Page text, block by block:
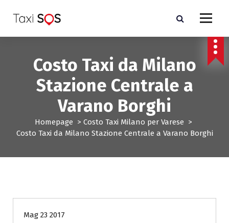
a
Costo Taxi da Milano
Stazione Centrale a
Varano Borghi
Homepage > Costo Taxi Milano per Varese >
Costo Taxi da Milano Stazione Centrale a Varano Borghi
Mag 23 2017